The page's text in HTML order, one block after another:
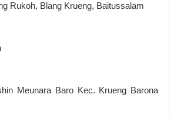
Rukoh, Blang Krueng, Baitussalam
Meunara Baro Kec. Krueng Barona